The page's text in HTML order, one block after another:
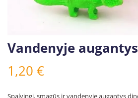
Vandenyje
1,20 €
Spalvingi, smagūs ir vandenyje augantys